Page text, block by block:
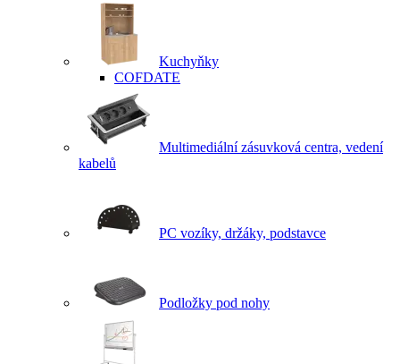
Kuchyňky
COFDATE
Multimediální zásuvková centra, vedení
kabelů
PC vozíky, držáky, podstavce
Podložky pod nohy